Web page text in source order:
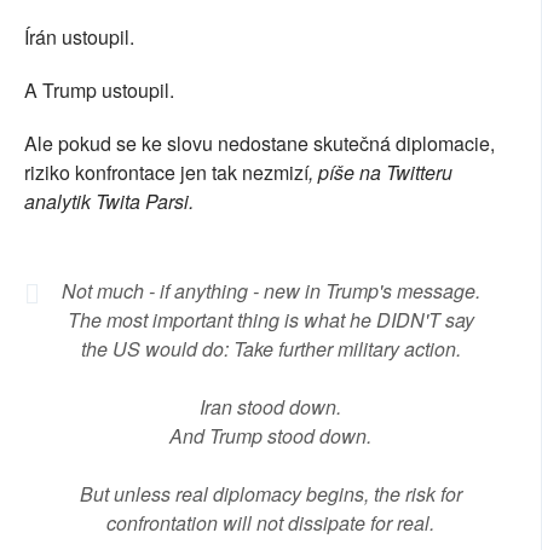
Írán ustoupil.
A Trump ustoupil.
Ale pokud se ke slovu nedostane skutečná diplomacie,
riziko konfrontace jen tak nezmizí, píše na Twitteru
analytik Twita Parsi.
Not much - if anything - new in Trump's message.
The most important thing is what he DIDN'T say
the US would do: Take further military action.
Iran stood down.
And Trump stood down.
But unless real diplomacy begins, the risk for
confrontation will not dissipate for real.